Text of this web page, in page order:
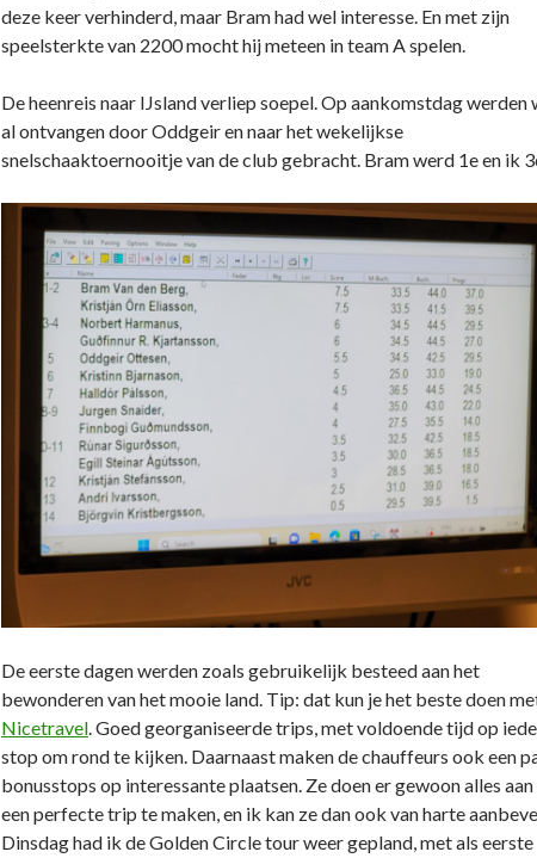
deze keer verhinderd, maar Bram had wel interesse. En met zijn
speelsterkte van 2200 mocht hij meteen in team A spelen.
De heenreis naar IJsland verliep soepel. Op aankomstdag werden
al ontvangen door Oddgeir en naar het wekelijkse
snelschaaktoernooitje van de club gebracht. Bram werd 1e en ik
De eerste dagen werden zoals gebruikelijk besteed aan het
bewonderen van het mooie land. Tip: dat kun je het beste doen
Nicetravel. Goed georganiseerde trips, met voldoende tijd op
stop om rond te kijken. Daarnaast maken de chauffeurs ook een
bonusstops op interessante plaatsen. Ze doen er gewoon alles
een perfecte trip te maken, en ik kan ze dan ook van harte
Dinsdag had ik de Golden Circle tour weer gepland, met als eerste